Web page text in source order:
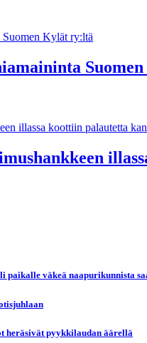
paikalle väkeä naapurikunnista
heräsivät pyykkilaudan äärellä